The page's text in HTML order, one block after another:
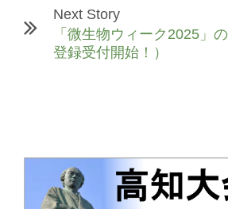
Next Story
「微生物ウィーク2025」
登録受付開始！）